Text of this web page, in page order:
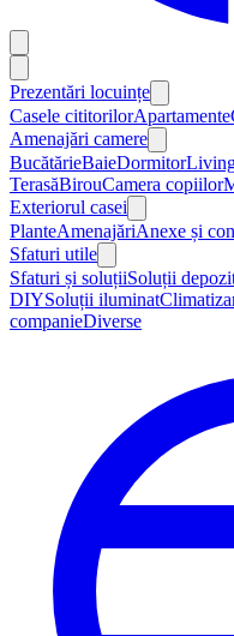
Prezentări locuințe
Casele cititorilorApartamente
Amenajări camere
BucătărieBaieDormitor
TerasăBirouCamera copiilor
Exteriorul casei
PlanteAmenajăriAnexe și
Sfaturi utile
Sfaturi și soluțiiSoluții
DIYSoluții iluminat
companieDiverse